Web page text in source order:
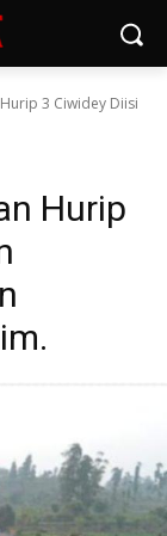
3 Ciwidey Diisi
Hurip